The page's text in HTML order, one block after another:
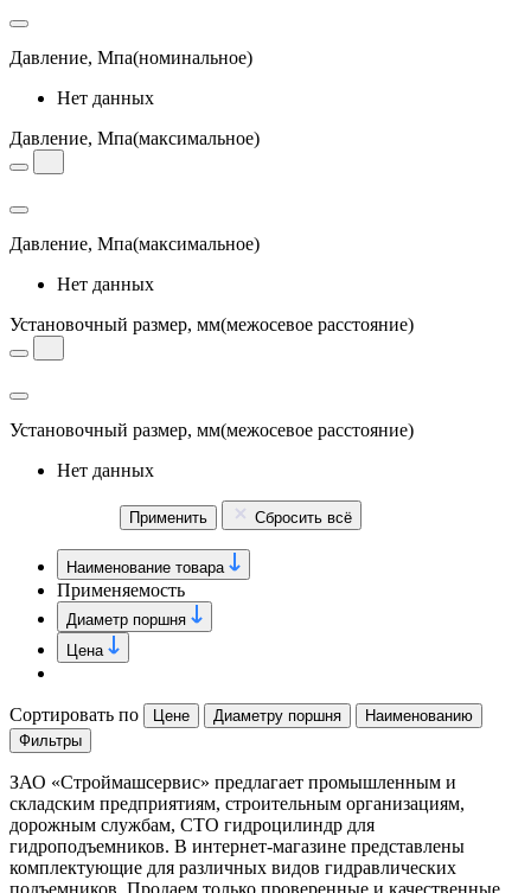
Давление, Мпа(номинальное)
Нет данных
Давление, Мпа(максимальное)
Давление, Мпа(максимальное)
Нет данных
Установочный размер, мм(межосевое расстояние)
Установочный размер, мм(межосевое расстояние)
Нет данных
Применить Сбросить всё
Наименование товара
Применяемость
Диаметр поршня
Цена
Сортировать по Цене Диаметру поршня
Наименованию
Фильтры
ЗАО «Строймашсервис» предлагает промышленным и
складским предприятиям, строительным организациям,
дорожным службам, СТО гидроцилиндр для
гидроподъемников. В интернет-магазине представлены
комплектующие для различных видов гидравлических
подъемников. Продаем только проверенные и качественные